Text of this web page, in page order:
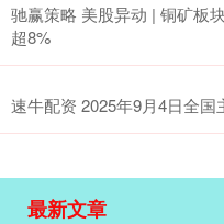
驰赢策略 美股异动 | 铜矿板
超8%
速牛配资 2025年9月4日全
最新文章